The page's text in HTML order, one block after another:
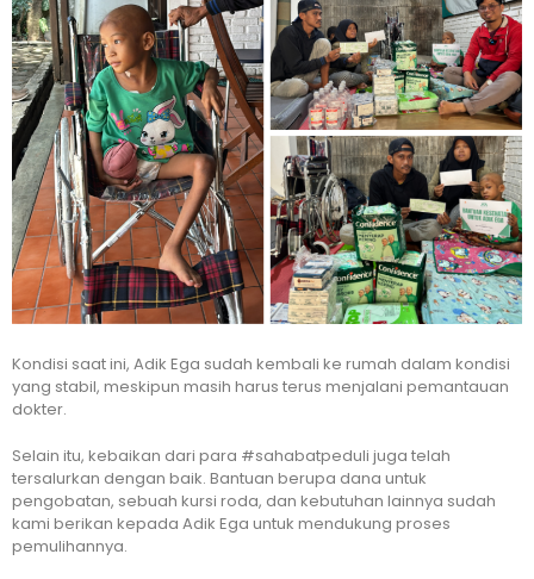
Kondisi saat ini, Adik Ega sudah kembali ke rumah dalam kondisi
yang stabil, meskipun masih harus terus menjalani pemantauan
dokter.
Selain itu, kebaikan dari para #sahabatpeduli juga telah
tersalurkan dengan baik. Bantuan berupa dana untuk
pengobatan, sebuah kursi roda, dan kebutuhan lainnya sudah
kami berikan kepada Adik Ega untuk mendukung proses
pemulihannya.